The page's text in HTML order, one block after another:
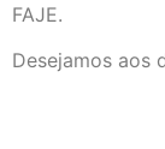
FAJE.
Desejamos aos